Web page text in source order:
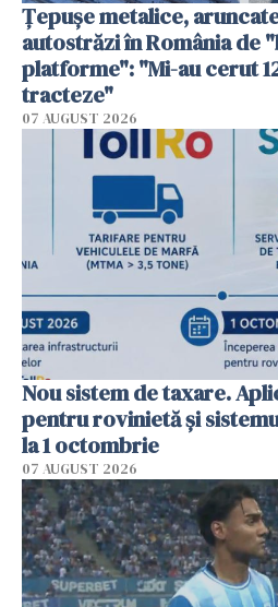
Țepușe metalice,
autostrăzi în România de
platforme": "Mi-au cerut
tracteze"
07 AUGUST 2026
Nou sistem de taxare.
pentru rovinietă şi
la 1 octombrie
07 AUGUST 2026